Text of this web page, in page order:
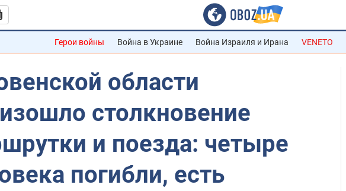
Герои войны Война в Украине Война Израиля и Ирана VENETO
области
столкновение
и поезда: четыре
погибли, есть